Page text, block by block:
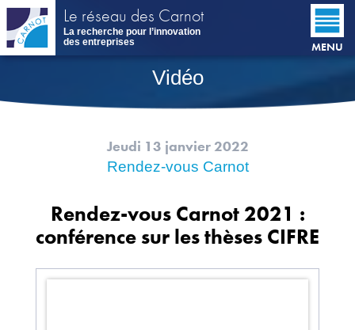
Aller
contenu
principal
Le réseau des Carnot
La recherche pour l’innovation
des entreprises
MENU
Vidéo
Jeudi 13 janvier 2022
Rendez-vous Carnot
Rendez-vous Carnot 2021 :
conférence sur les thèses CIFRE